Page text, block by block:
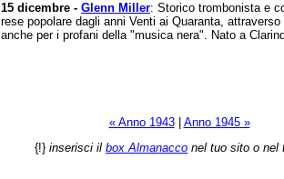
15 dicembre - Glenn Miller: Storico trombonista e
rese popolare dagli anni Venti ai Quaranta,
anche per i profani della "musica nera". Nato a
« Anno 1943| Anno 1945 »
{!} inserisci il box Almanacco nel tuo sito o nel